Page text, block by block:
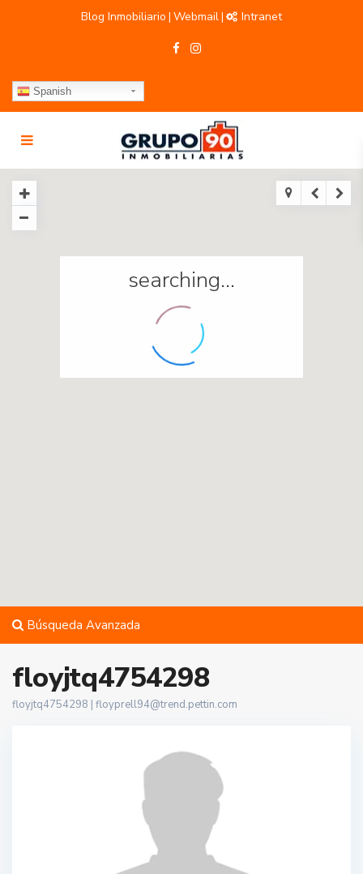
Blog Inmobiliario | Webmail| Intranet
Spanish
searching...
Búsqueda Avanzada
floyjtq4754298
floyjtq4754298 | floyprell94@trend.pettin.com